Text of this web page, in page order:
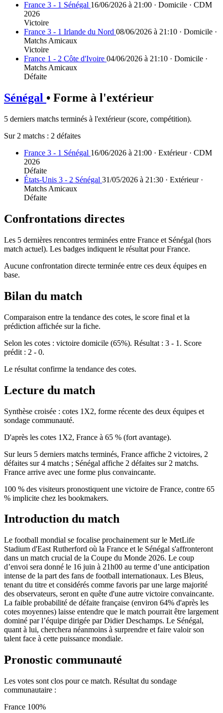
France 3 - 1 Sénégal 16/06/2026 à 21:00 · Domicile · CDM
2026
Victoire
France 3 - 1 Irlande du Nord 08/06/2026 à 21:10 · Domicile ·
Matchs Amicaux
Victoire
France 1 - 2 Côte d'Ivoire 04/06/2026 à 21:10 · Domicile ·
Matchs Amicaux
Défaite
Sénégal • Forme à l'extérieur
5 derniers matchs terminés à l'extérieur (score, compétition).
Sur 2 matchs : 2 défaites
France 3 - 1 Sénégal 16/06/2026 à 21:00 · Extérieur · CDM
2026
Défaite
États-Unis 3 - 2 Sénégal 31/05/2026 à 21:30 · Extérieur ·
Matchs Amicaux
Défaite
Confrontations directes
Les 5 dernières rencontres terminées entre France et Sénégal (hors
match actuel). Les badges indiquent le résultat pour France.
Aucune confrontation directe terminée entre ces deux équipes en
base.
Bilan du match
Comparaison entre la tendance des cotes, le score final et la
prédiction affichée sur la fiche.
Selon les cotes : victoire domicile (65%). Résultat : 3 - 1. Score
prédit : 2 - 0.
Le résultat confirme la tendance des cotes.
Lecture du match
Synthèse croisée : cotes 1X2, forme récente des deux équipes et
sondage communauté.
D'après les cotes 1X2, France à 65 % (fort avantage).
Sur leurs 5 derniers matchs terminés, France affiche 2 victoires, 2
défaites sur 4 matchs ; Sénégal affiche 2 défaites sur 2 matchs.
France arrive avec une forme plus convaincante.
100 % des visiteurs pronostiquent une victoire de France, contre 65
% implicite chez les bookmakers.
Introduction du match
Le football mondial se focalise prochainement sur le MetLife
Stadium d'East Rutherford où la France et le Sénégal s'affronteront
dans un match crucial de la Coupe du Monde 2026. Le coup
d’envoi sera donné le 16 juin à 21h00 au terme d’une anticipation
intense de la part des fans de football internationaux. Les Bleus,
tenant du titre et considérés comme favoris par une large majorité
des observateurs, seront en quête d'une autre victoire convaincante.
La faible probabilité de défaite française (environ 64% d'après les
cotes moyennes) laisse entendre que le match pourrait être largement
dominé par l’équipe dirigée par Didier Deschamps. Le Sénégal,
quant à lui, cherchera néanmoins à surprendre et faire valoir son
talent face à cette puissance mondiale.
Pronostic communauté
Les votes sont clos pour ce match. Résultat du sondage
communautaire :
France 100%